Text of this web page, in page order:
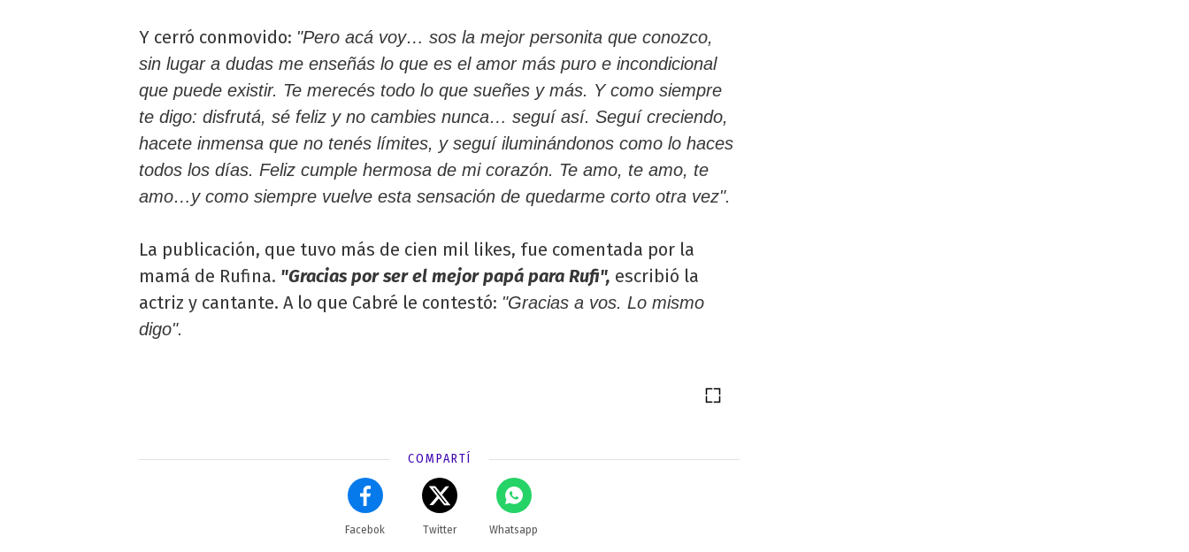
Y cerró conmovido: "Pero acá voy… sos la mejor personita que conozco,
sin lugar a dudas me enseñás lo que es el amor más puro e incondicional
que puede existir. Te merecés todo lo que sueñes y más. Y como siempre
te digo: disfrutá, sé feliz y no cambies nunca… seguí así. Seguí creciendo,
hacete inmensa que no tenés límites, y seguí iluminándonos como lo haces
todos los días. Feliz cumple hermosa de mi corazón. Te amo, te amo, te
amo…y como siempre vuelve esta sensación de quedarme corto otra vez".
La publicación, que tuvo más de cien mil likes, fue comentada por la
mamá de Rufina. "Gracias por ser el mejor papá para Rufi", escribió la
actriz y cantante. A lo que Cabré le contestó: "Gracias a vos. Lo mismo
digo".
COMPARTÍ
Facebok Twitter Whatsapp